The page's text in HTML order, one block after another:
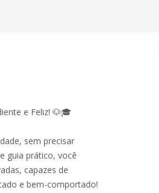
e Feliz! 🐶🎓
sem precisar
guia prático, você
capazes de
e bem-comportado!